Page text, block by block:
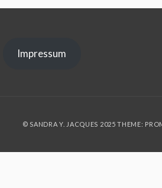
Impressum
© SANDRA Y. JACQUES 2025 THEME: